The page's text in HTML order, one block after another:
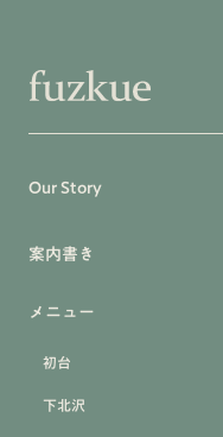
Our Story
案内書き
メニュー
初台
下北沢